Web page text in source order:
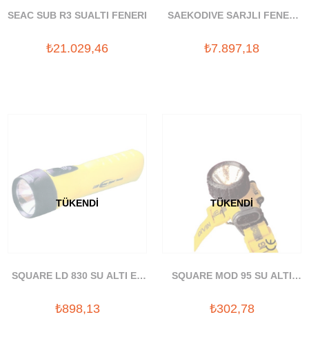
SEAC SUB R3 SUALTI FENERI
₺21.029,46
SAEKODIVE SARJLI FENER
₺7.897,18
TÜKENDI
SQUARE LD 830 SU ALTI EL
₺898,13
TÜKENDI
SQUARE MOD 95 SU ALTI
₺302,78